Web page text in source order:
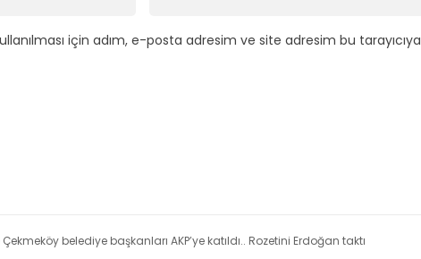
için adım, e-posta adresim ve site adresim bu tarayıcıya
belediye başkanları AKP’ye katıldı.. Rozetini Erdoğan taktı